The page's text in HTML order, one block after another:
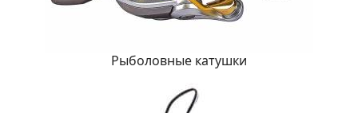
Рыболовные катушки